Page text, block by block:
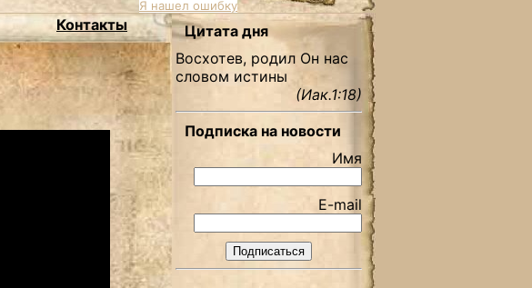
Я нашел ошибку
Контакты
Цитата дня
Восхотев, родил Он нас
словом истины
(Иак.1:18)
Подписка на новости
Имя
E-mail